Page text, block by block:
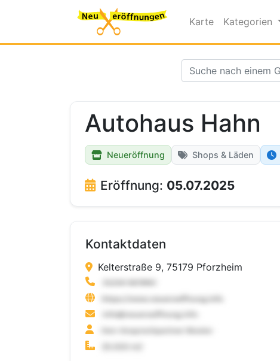
Karte Kategorien
Autohaus Hahn
Neueröffnung Shops & Läden
Eröffnung: 05.07.2025
Kontaktdaten
Kelterstraße 9, 75179 Pforzheim